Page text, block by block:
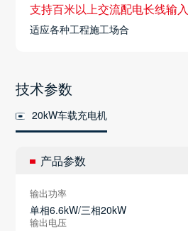
支持百米以上交流配电长线输入
适应各种工程施工场合
技术参数
20kW车载充电机
产品参数
输出功率
单相6.6kW/三相20kW
输出电压